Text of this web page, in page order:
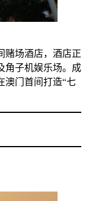
赌场酒店，酒店正
角子机娱乐场。成
澳门首间打造“七